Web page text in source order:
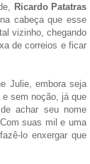
Ricardo Patatras
cabeça que esse
vizinho, chegando
de correios e ficar
Julie, embora seja
e sem noção, já que
achar seu nome
suas mil e uma
lo enxergar que